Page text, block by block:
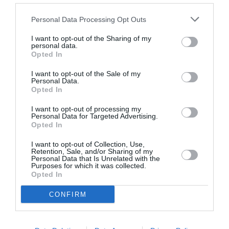
Personal Data Processing Opt Outs
I want to opt-out of the Sharing of my
personal data.
Opted In
I want to opt-out of the Sale of my
Personal Data.
Opted In
I want to opt-out of processing my
Personal Data for Targeted Advertising.
Opted In
I want to opt-out of Collection, Use,
Retention, Sale, and/or Sharing of my
Personal Data that Is Unrelated with the
Purposes for which it was collected.
Opted In
CONFIRM
Σχετικά Άρθρα
Η μακρά λίστα με
τις υποψηφιότητες
για το Βραβείο
Έκθεση Βιβλίου
2026 στο Ναύπλιο